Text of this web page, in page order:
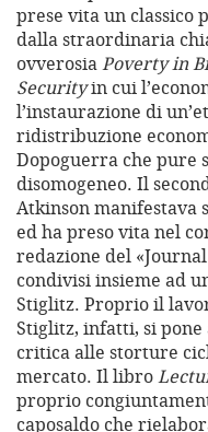
prese vita un classico
dalla straordinaria
ovverosiaPoverty in
Securityin cui
l’instaurazione di
ridistribuzione
Dopoguerra che pure
disomogeneo. Il
Atkinson manifestava
ed ha preso vita nel
redazione del
condivisi insieme ad
Stiglitz. Proprio il
Stiglitz, infatti, si
critica alle storture
mercato. Il libro
proprio
caposaldo che